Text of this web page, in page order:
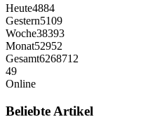
Heute4884
Gestern5109
Woche38393
Monat52952
Gesamt6268712
49
Online
Beliebte Artikel